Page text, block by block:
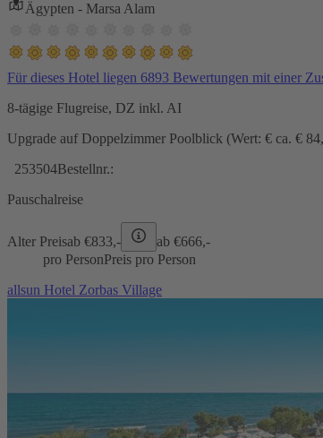
Ägypten - Marsa Alam
Für dieses Hotel liegen 6893 Bewertungen mit einer
8-tägige Flugreise, DZ inkl. AI
Upgrade auf Doppelzimmer Poolblick (Wert: € ca. €
253504Bestellnr.:
Pauschalreise
Alter Preisab €833,- ab €666,-
pro PersonPreis pro Person
allsun Hotel Zorbas Village